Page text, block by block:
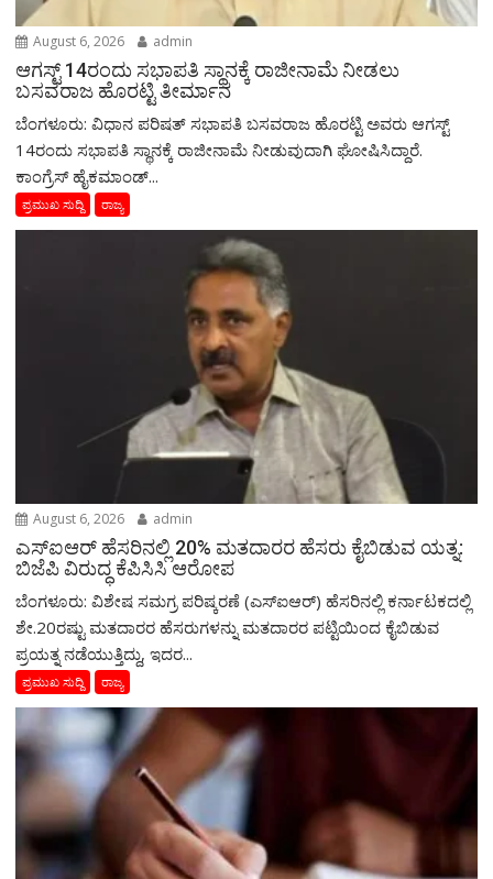
August 6, 2026 admin
ಆಗಸ್ಟ್‌ 14ರಂದು ಸಭಾಪತಿ ಸ್ಥಾನಕ್ಕೆ ರಾಜೀನಾಮೆ ನೀಡಲು
ಬಸವರಾಜ ಹೊರಟ್ಟಿ ತೀರ್ಮಾನ
ಬೆಂಗಳೂರು: ವಿಧಾನ ಪರಿಷತ್ ಸಭಾಪತಿ ಬಸವರಾಜ ಹೊರಟ್ಟಿ ಅವರು ಆಗಸ್ಟ್‌
14ರಂದು ಸಭಾಪತಿ ಸ್ಥಾನಕ್ಕೆ ರಾಜೀನಾಮೆ ನೀಡುವುದಾಗಿ ಘೋಷಿಸಿದ್ದಾರೆ.
ಕಾಂಗ್ರೆಸ್ ಹೈಕಮಾಂಡ್...
ಪ್ರಮುಖ ಸುದ್ದಿ ರಾಜ್ಯ
August 6, 2026 admin
ಎಸ್‌ಐಆರ್‌ ಹೆಸರಿನಲ್ಲಿ 20% ಮತದಾರರ ಹೆಸರು ಕೈಬಿಡುವ ಯತ್ನ:
ಬಿಜೆಪಿ ವಿರುದ್ಧ ಕೆಪಿಸಿಸಿ ಆರೋಪ
ಬೆಂಗಳೂರು: ವಿಶೇಷ ಸಮಗ್ರ ಪರಿಷ್ಕರಣೆ (ಎಸ್‌ಐಆರ್‌) ಹೆಸರಿನಲ್ಲಿ ಕರ್ನಾಟಕದಲ್ಲಿ
ಶೇ.20ರಷ್ಟು ಮತದಾರರ ಹೆಸರುಗಳನ್ನು ಮತದಾರರ ಪಟ್ಟಿಯಿಂದ ಕೈಬಿಡುವ
ಪ್ರಯತ್ನ ನಡೆಯುತ್ತಿದ್ದು, ಇದರ...
ಪ್ರಮುಖ ಸುದ್ದಿ ರಾಜ್ಯ